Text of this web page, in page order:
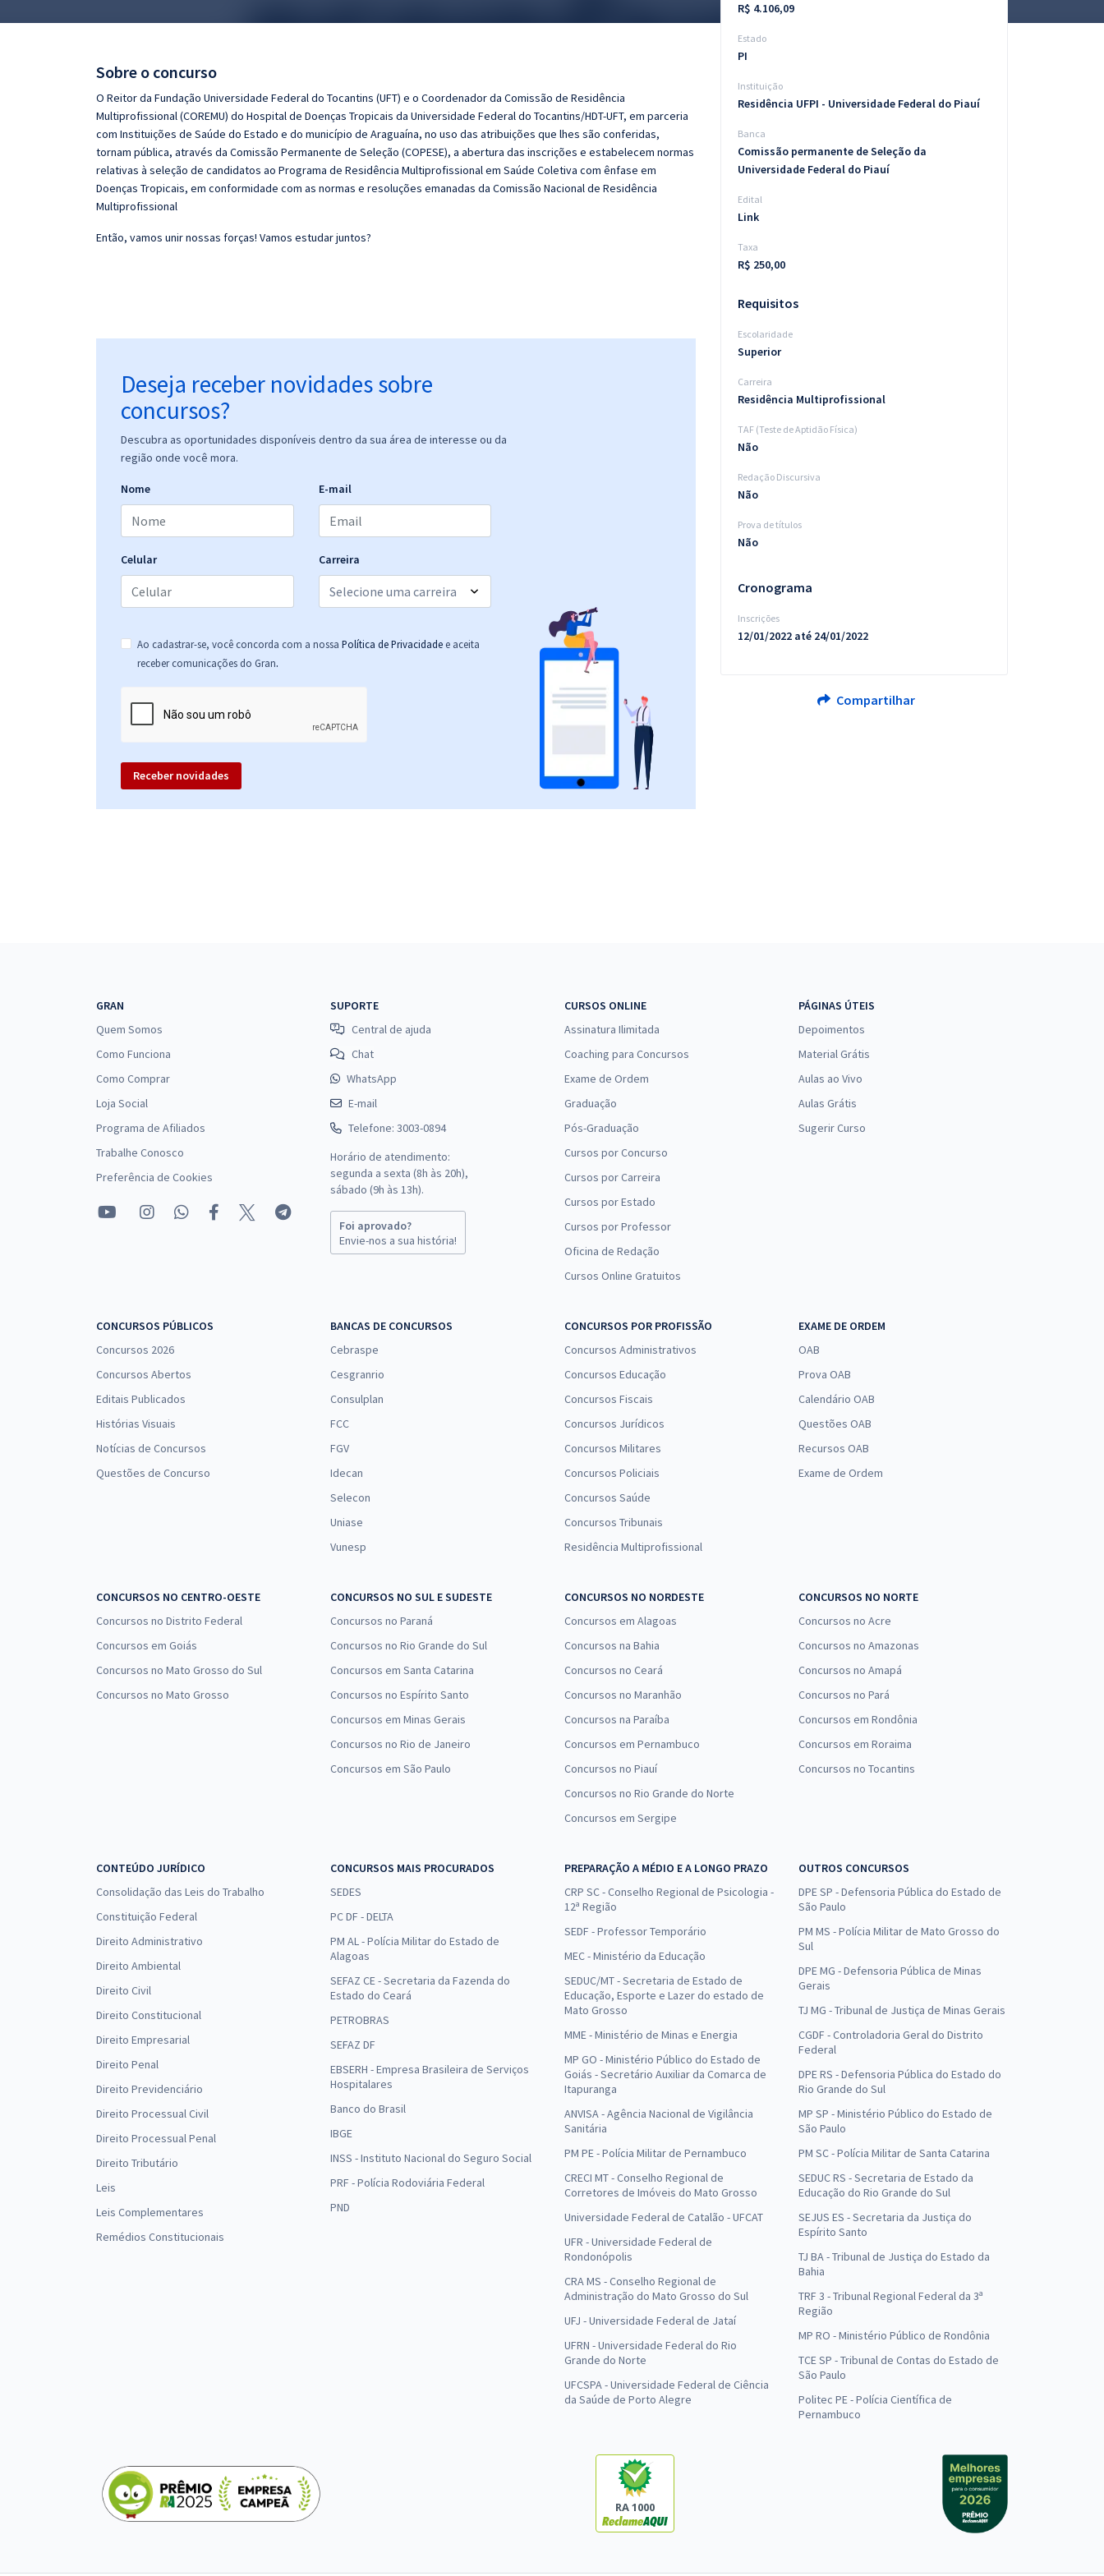
Questões grátis
Conteúdo gratuito
Sobre o concurso
O Reitor da Fundação Universidade Federal do Tocantins (UFT) e o Coordenador da Comissão de Residência
Multiprofissional (COREMU) do Hospital de Doenças Tropicais da Universidade Federal do Tocantins/HDT-UFT, em parceria
com Instituições de Saúde do Estado e do município de Araguaína, no uso das atribuições que lhes são conferidas,
tornam pública, através da Comissão Permanente de Seleção (COPESE), a abertura das inscrições e estabelecem normas
relativas à seleção de candidatos ao Programa de Residência Multiprofissional em Saúde Coletiva com ênfase em
Doenças Tropicais, em conformidade com as normas e resoluções emanadas da Comissão Nacional de Residência
Multiprofissional
Então, vamos unir nossas forças! Vamos estudar juntos?
Deseja receber novidades sobre
concursos?
Descubra as oportunidades disponíveis dentro da sua área de interesse ou da
região onde você mora.
Nome E-mail
Celular Carreira
Ao cadastrar-se, você concorda com a nossa Política de Privacidade e aceita
receber comunicações do Gran.
Receber novidades
R$ 4.106,09
Estado
PI
Instituição
Residência UFPI - Universidade Federal do Piauí
Banca
Comissão permanente de Seleção da
Universidade Federal do Piauí
Edital
Link
Taxa
R$ 250,00
Requisitos
Escolaridade
Superior
Carreira
Residência Multiprofissional
TAF (Teste de Aptidão Física)
Não
Redação Discursiva
Não
Prova de títulos
Não
Cronograma
Inscrições
12/01/2022 até 24/01/2022
Compartilhar
GRAN
Quem Somos
Como Funciona
Como Comprar
Loja Social
Programa de Afiliados
Trabalhe Conosco
Preferência de Cookies
SUPORTE
Central de ajuda
Chat
WhatsApp
E-mail
Telefone: 3003-0894
Horário de atendimento:
segunda a sexta (8h às 20h),
sábado (9h às 13h).
Foi aprovado?
Envie-nos a sua história!
CURSOS ONLINE
Assinatura Ilimitada
Coaching para Concursos
Exame de Ordem
Graduação
Pós-Graduação
Cursos por Concurso
Cursos por Carreira
Cursos por Estado
Cursos por Professor
Oficina de Redação
Cursos Online Gratuitos
PÁGINAS ÚTEIS
Depoimentos
Material Grátis
Aulas ao Vivo
Aulas Grátis
Sugerir Curso
CONCURSOS PÚBLICOS
Concursos 2026
Concursos Abertos
Editais Publicados
Histórias Visuais
Notícias de Concursos
Questões de Concurso
BANCAS DE CONCURSOS
Cebraspe
Cesgranrio
Consulplan
FCC
FGV
Idecan
Selecon
Uniase
Vunesp
CONCURSOS POR PROFISSÃO
Concursos Administrativos
Concursos Educação
Concursos Fiscais
Concursos Jurídicos
Concursos Militares
Concursos Policiais
Concursos Saúde
Concursos Tribunais
Residência Multiprofissional
EXAME DE ORDEM
OAB
Prova OAB
Calendário OAB
Questões OAB
Recursos OAB
Exame de Ordem
CONCURSOS NO CENTRO-OESTE
Concursos no Distrito Federal
Concursos em Goiás
Concursos no Mato Grosso do Sul
Concursos no Mato Grosso
CONCURSOS NO SUL E SUDESTE
Concursos no Paraná
Concursos no Rio Grande do Sul
Concursos em Santa Catarina
Concursos no Espírito Santo
Concursos em Minas Gerais
Concursos no Rio de Janeiro
Concursos em São Paulo
CONCURSOS NO NORDESTE
Concursos em Alagoas
Concursos na Bahia
Concursos no Ceará
Concursos no Maranhão
Concursos na Paraíba
Concursos em Pernambuco
Concursos no Piauí
Concursos no Rio Grande do Norte
Concursos em Sergipe
CONCURSOS NO NORTE
Concursos no Acre
Concursos no Amazonas
Concursos no Amapá
Concursos no Pará
Concursos em Rondônia
Concursos em Roraima
Concursos no Tocantins
CONTEÚDO JURÍDICO
Consolidação das Leis do Trabalho
Constituição Federal
Direito Administrativo
Direito Ambiental
Direito Civil
Direito Constitucional
Direito Empresarial
Direito Penal
Direito Previdenciário
Direito Processual Civil
Direito Processual Penal
Direito Tributário
Leis
Leis Complementares
Remédios Constitucionais
CONCURSOS MAIS PROCURADOS
SEDES
PC DF - DELTA
PM AL - Polícia Militar do Estado de
Alagoas
SEFAZ CE - Secretaria da Fazenda do
Estado do Ceará
PETROBRAS
SEFAZ DF
EBSERH - Empresa Brasileira de Serviços
Hospitalares
Banco do Brasil
IBGE
INSS - Instituto Nacional do Seguro Social
PRF - Polícia Rodoviária Federal
PND
PREPARAÇÃO A MÉDIO E A LONGO PRAZO
CRP SC - Conselho Regional de Psicologia -
12ª Região
SEDF - Professor Temporário
MEC - Ministério da Educação
SEDUC/MT - Secretaria de Estado de
Educação, Esporte e Lazer do estado de
Mato Grosso
MME - Ministério de Minas e Energia
MP GO - Ministério Público do Estado de
Goiás - Secretário Auxiliar da Comarca de
Itapuranga
ANVISA - Agência Nacional de Vigilância
Sanitária
PM PE - Polícia Militar de Pernambuco
CRECI MT - Conselho Regional de
Corretores de Imóveis do Mato Grosso
Universidade Federal de Catalão - UFCAT
UFR - Universidade Federal de
Rondonópolis
CRA MS - Conselho Regional de
Administração do Mato Grosso do Sul
UFJ - Universidade Federal de Jataí
UFRN - Universidade Federal do Rio
Grande do Norte
UFCSPA - Universidade Federal de Ciência
da Saúde de Porto Alegre
OUTROS CONCURSOS
DPE SP - Defensoria Pública do Estado de
São Paulo
PM MS - Polícia Militar de Mato Grosso do
Sul
DPE MG - Defensoria Pública de Minas
Gerais
TJ MG - Tribunal de Justiça de Minas Gerais
CGDF - Controladoria Geral do Distrito
Federal
DPE RS - Defensoria Pública do Estado do
Rio Grande do Sul
MP SP - Ministério Público do Estado de
São Paulo
PM SC - Polícia Militar de Santa Catarina
SEDUC RS - Secretaria de Estado da
Educação do Rio Grande do Sul
SEJUS ES - Secretaria da Justiça do
Espírito Santo
TJ BA - Tribunal de Justiça do Estado da
Bahia
TRF 3 - Tribunal Regional Federal da 3ª
Região
MP RO - Ministério Público de Rondônia
TCE SP - Tribunal de Contas do Estado de
São Paulo
Politec PE - Polícia Científica de
Pernambuco
RA 1000